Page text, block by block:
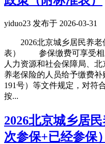
yiduo23 发布于 2026-03-31
2026北京城乡居民养老
表） 参保缴费可享受
人力资源和社会保障局、
养老保险的人员给予缴费补
191号）等文件规定，对符
按...
2026北京城乡居
次参保+已经参保）